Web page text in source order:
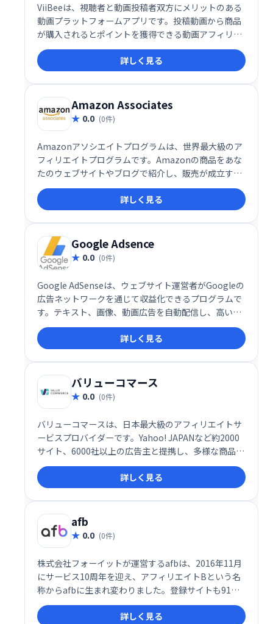
ViiBeeは、視聴者と動画投稿者双方にメリットのある
動画プラットフォームアプリです。投稿動画から商品
が購入されるとポイントを獲得できる動画アフィリエ
イト機能を搭載。手軽に動画投稿で収益化を目指せ
る、新しいエンタメ体験を提供します。
詳しく見る
Amazon Associates
0.0 (0件)
Amazonアソシエイトプログラムは、世界最大級のア
フィリエイトプログラムです。Amazonの商品をあな
たのウェブサイトやブログで紹介し、販売が成立する
と手数料を獲得できます。数百万の製品を取り扱い、
幅広い分野で収益化が可能です。手軽に始められ、多
くのアフィリエイターが成功を収めている実績のある
プログラムです。
詳しく見る
Google Adsence
0.0 (0件)
Google AdSenseは、ウェブサイト運営者がGoogleの
広告ネットワークを通じて収益化できるプログラムで
す。テキスト、画像、動画広告を自動配信し、高いク
リック単価とクリック率を実現します。サイトのコン
テンツとユーザーに最適化された広告表示で、効率的
な収益化をサポートします。
詳しく見る
バリューコマース
0.0 (0件)
バリューコマースは、日本最大級のアフィリエイトサ
ービスプロバイダーです。Yahoo! JAPANなど約2000
サイト、6000社以上の広告主と提携し、多様な商品・
サービスのアフィリエイト広告掲載が可能です。初心
者からビジネス利用者まで、無料で簡単に始められ、
75万以上のサイトが登録しています。国内最大級のネ
ットワークで、安定した収益獲得を目指せます。
詳しく見る
afb
0.0 (0件)
株式会社フォーイットが運営するafbは、2016年11月
にサービス10周年を迎え、アフィリエイトBという名
称からafbに生まれ変わりました。登録サイトも91万
サイトを突破し、月の報酬が100万円を超えるパート
ナー様にも多数ご在籍いただいております。
詳しく見る